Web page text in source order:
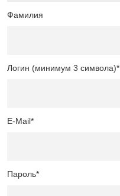
Фамилия
Логин (минимум 3 символа)*
E-Mail*
Пароль*